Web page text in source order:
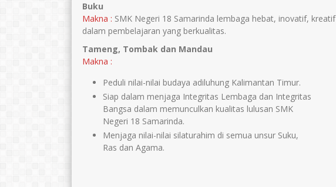
Buku
Makna : SMK Negeri 18 Samarinda lembaga hebat, inovatif, kreatif
dalam pembelajaran yang berkualitas.
Tameng, Tombak dan Mandau
Makna :
Peduli nilai-nilai budaya adiluhung Kalimantan Timur.
Siap dalam menjaga Integritas Lembaga dan Integritas
Bangsa dalam memunculkan kualitas lulusan SMK
Negeri 18 Samarinda.
Menjaga nilai-nilai silaturahim di semua unsur Suku,
Ras dan Agama.